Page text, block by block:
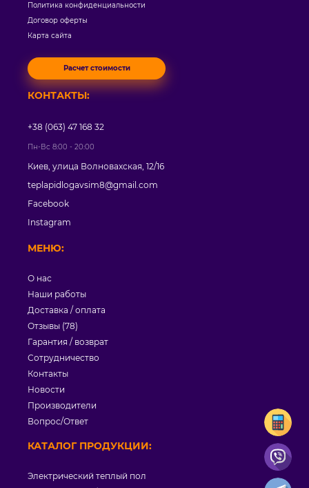
Политика конфиденциальности
Договор оферты
Карта сайта
Расчет стоимости
МЕНЮ:
О нас
Наши работы
Доставка / оплата
Отзывы (78)
Гарантия / возврат
Сотрудничество
Контакты
Новости
Производители
Вопрос/Ответ
КАТАЛОГ ПРОДУКЦИИ:
Электрический теплый пол
КОНТАКТЫ:
+38 (063) 47 168 32
Пн-Вс 8:00 - 20:00
Киев, улица Волновахская, 12/16
teplapidlogavsim8@gmail.com
Facebook
Instagram